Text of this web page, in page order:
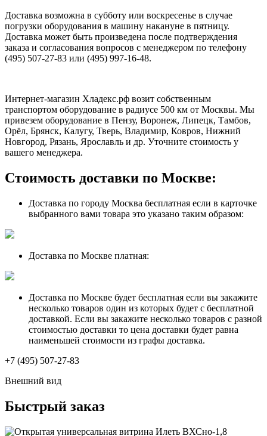
Доставка возможна в субботу или воскресенье в случае
погрузки оборудования в машину накануне в пятницу.
Доставка может быть произведена после подтверждения
заказа и согласования вопросов с менеджером по телефону
(495) 507-27-83 или (495) 997-16-48.
Интернет-магазин Хладекс.рф возит собственным
транспортом оборудование в радиусе 500 км от Москвы. Мы
привезем оборудование в Пензу, Воронеж, Липецк, Тамбов,
Орёл, Брянск, Калугу, Тверь, Владимир, Ковров, Нижний
Новгород, Рязань, Ярославль и др. Уточните стоимость у
вашего менеджера.
Стоимость доставки по Москве:
Доставка по городу Москва бесплатная если в карточке
выбранного вами товара это указано таким образом:
Доставка по Москве платная:
Доставка по Москве будет бесплатная если вы закажите
несколько товаров один из которых будет с бесплатной
доставкой. Если вы закажите несколько товаров с разной
стоимостью доставки то цена доставки будет равна
наименьшей стоимости из графы доставка.
+7 (495) 507-27-83
Внешний вид
Быстрый заказ